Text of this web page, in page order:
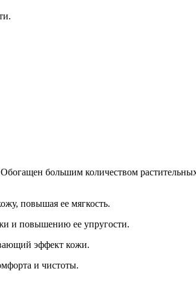
большим количеством
повышая ее мягкость.
и повышению ее упругости.
эффект кожи.
и чистоты.